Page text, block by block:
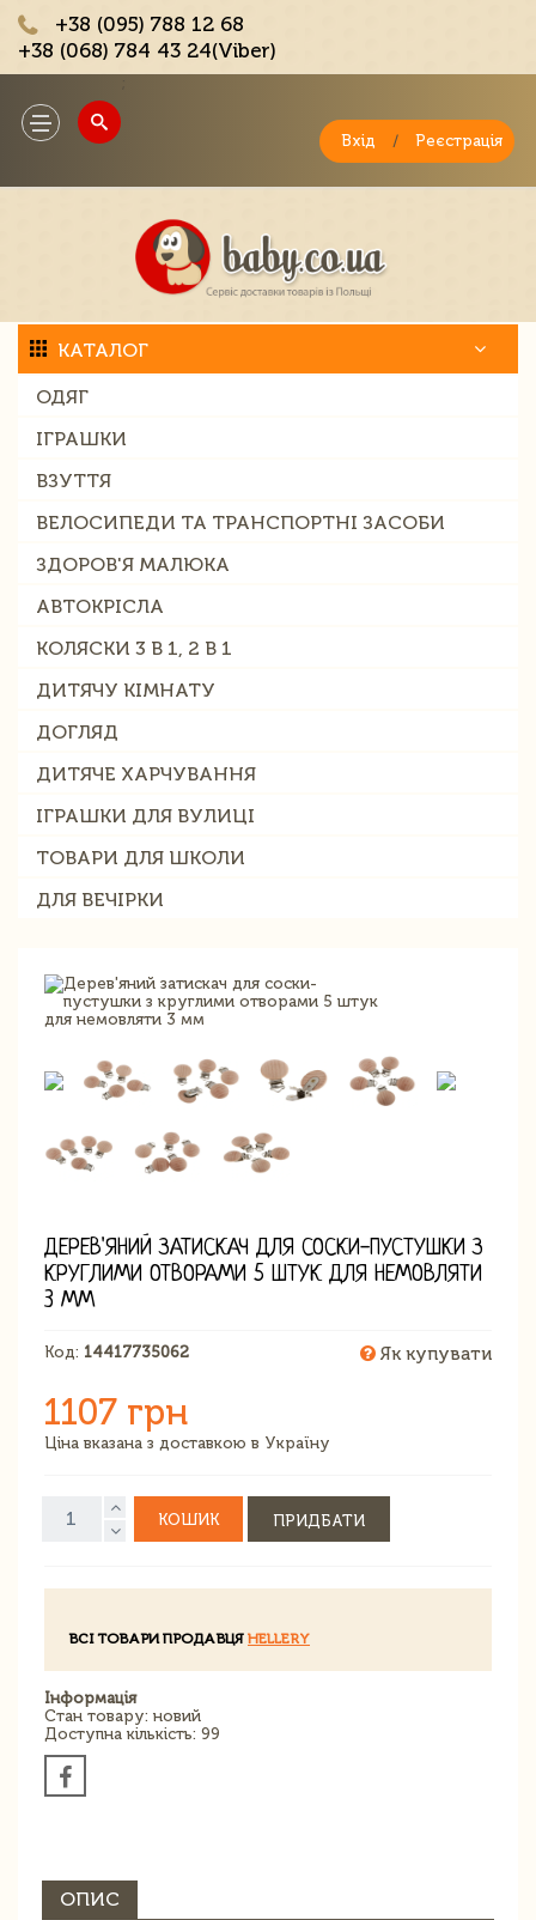
+38 (095) 788 12 68
+38 (068) 784 43 24(Viber)
Toggle
navigation
Вхід / Реєстрація
КАТАЛОГ
ОДЯГ
ІГРАШКИ
ВЗУТТЯ
ВЕЛОСИПЕДИ ТА ТРАНСПОРТНІ ЗАСОБИ
ЗДОРОВ'Я МАЛЮКА
АВТОКРІСЛА
КОЛЯСКИ 3 В 1, 2 В 1
ДИТЯЧУ КІМНАТУ
ДОГЛЯД
ДИТЯЧЕ ХАРЧУВАННЯ
ІГРАШКИ ДЛЯ ВУЛИЦІ
ТОВАРИ ДЛЯ ШКОЛИ
ДЛЯ ВЕЧІРКИ
ДЕРЕВ'ЯНИЙ ЗАТИСКАЧ ДЛЯ СОСКИ-ПУСТУШКИ З
КРУГЛИМИ ОТВОРАМИ 5 ШТУК ДЛЯ НЕМОВЛЯТИ
3 ММ
Код: 14417735062 Як купувати
1107 грн
Ціна вказана з доставкою в Україну
КОШИК ПРИДБАТИ
ВСІ ТОВАРИ ПРОДАВЦЯ HELLERY
Інформація
Стан товару: новий
Доступна кількість: 99
ОПИС